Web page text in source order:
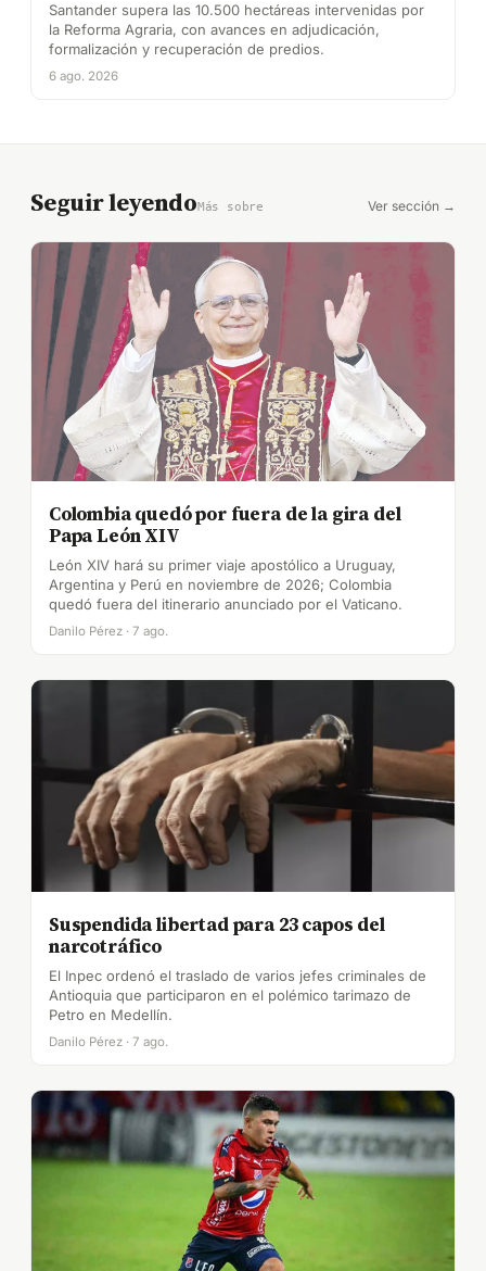
Santander supera las 10.500 hectáreas intervenidas por
la Reforma Agraria, con avances en adjudicación,
formalización y recuperación de predios.
6 ago. 2026
Seguir leyendoMás sobre Ver sección →
Colombia quedó por fuera de la gira del
Papa León XIV
León XIV hará su primer viaje apostólico a Uruguay,
Argentina y Perú en noviembre de 2026; Colombia
quedó fuera del itinerario anunciado por el Vaticano.
Danilo Pérez · 7 ago.
Suspendida libertad para 23 capos del
narcotráfico
El Inpec ordenó el traslado de varios jefes criminales de
Antioquia que participaron en el polémico tarimazo de
Petro en Medellín.
Danilo Pérez · 7 ago.